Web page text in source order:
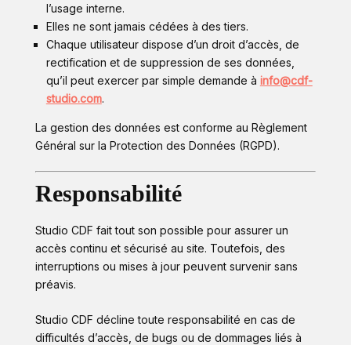
l’usage interne.
Elles ne sont jamais cédées à des tiers.
Chaque utilisateur dispose d’un droit d’accès, de
rectification et de suppression de ses données,
qu’il peut exercer par simple demande à info@cdf-
studio.com.
La gestion des données est conforme au Règlement
Général sur la Protection des Données (RGPD).
Responsabilité
Studio CDF fait tout son possible pour assurer un
accès continu et sécurisé au site. Toutefois, des
interruptions ou mises à jour peuvent survenir sans
préavis.
Studio CDF décline toute responsabilité en cas de
difficultés d’accès, de bugs ou de dommages liés à